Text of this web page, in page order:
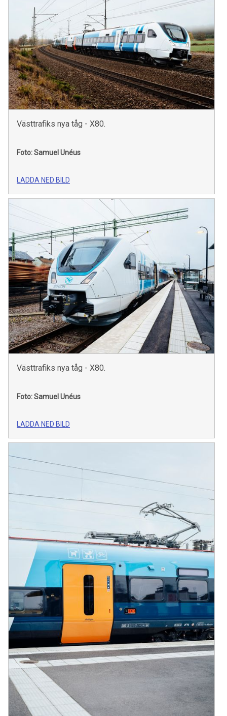
Västtrafiks nya tåg - X80.
Foto: Samuel Unéus
LADDA NED BILD
Västtrafiks nya tåg - X80.
Foto: Samuel Unéus
LADDA NED BILD